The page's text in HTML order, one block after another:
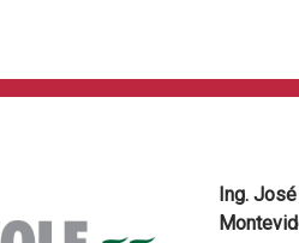
Ing.